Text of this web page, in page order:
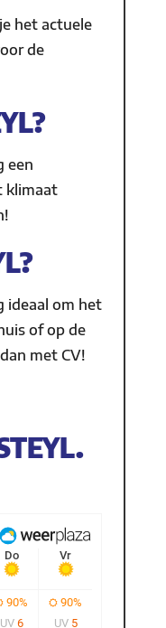
het actuele
de
een
klimaat
ideaal om het
of op de
met CV!